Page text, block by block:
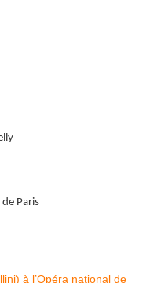
de Paris